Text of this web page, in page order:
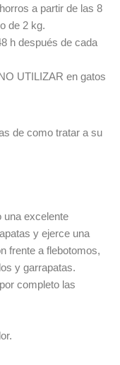
a partir de las 8
de 2 kg.
h después de cada
UTILIZAR en gatos
de como tratar a su
una excelente
y ejerce una
frente a flebotomos,
y garrapatas.
completo las